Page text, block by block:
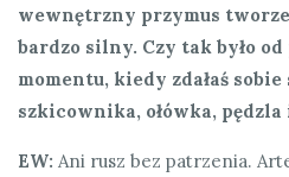
wewnętrzny przymus
bardzo silny. Czy tak było
momentu, kiedy zdałaś sobie
szkicownika, ołówka,
EW: Ani rusz bez patrzenia.